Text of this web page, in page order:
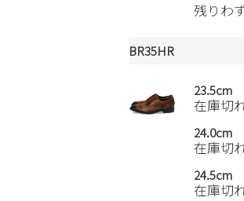
残りわ
BR35HR
23.5cm
在庫切
24.0cm
在庫切
24.5cm
在庫切